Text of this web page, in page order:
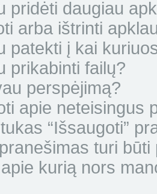
pridėti daugiau
arba ištrinti
patekti į kai
prikabinti failų?
perspėjimą?
apie neteisingus
“Išsaugoti”
turi būti
kurią nors